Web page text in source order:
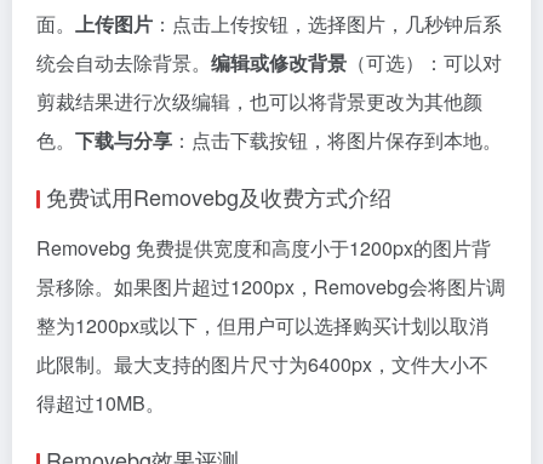
面。 上传图片 ：点击上传按钮，选择图片，几秒钟后系
统会自动去除背景。 编辑或修改背景 （可选）：可以对
剪裁结果进行次级编辑，也可以将背景更改为其他颜
色。 下载与分享 ：点击下载按钮，将图片保存到本地。
免费试用Removebg及收费方式介绍
Removebg 免费提供宽度和高度小于1200px的图片背
景移除。如果图片超过1200px，Removebg会将图片调
整为1200px或以下，但用户可以选择购买计划以取消
此限制。最大支持的图片尺寸为6400px，文件大小不
得超过10MB。